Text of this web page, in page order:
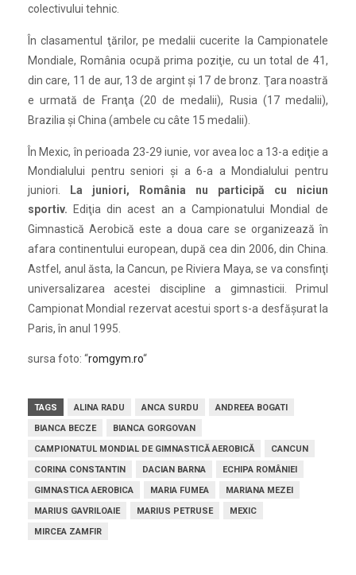
colectivului tehnic.
În clasamentul ţărilor, pe medalii cucerite la Campionatele
Mondiale, România ocupă prima poziţie, cu un total de 41,
din care, 11 de aur, 13 de argint şi 17 de bronz. Ţara noastră
e urmată de Franţa (20 de medalii), Rusia (17 medalii),
Brazilia şi China (ambele cu câte 15 medalii).
În Mexic, în perioada 23-29 iunie, vor avea loc a 13-a ediţie a
Mondialului pentru seniori şi a 6-a a Mondialului pentru
juniori.
La juniori, România nu participă cu niciun
sportiv.
Ediţia din acest an a Campionatului Mondial de
Gimnastică Aerobică este a doua care se organizează în
afara continentului european, după cea din 2006, din China.
Astfel, anul ăsta, la Cancun, pe Riviera Maya, se va consfinţi
universalizarea acestei discipline a gimnasticii. Primul
Campionat Mondial rezervat acestui sport s-a desfăşurat la
Paris, în anul 1995.
sursa foto: “romgym.ro“
TAGS ALINA RADU ANCA SURDU
ANDREEA BOGATI
BIANCA BECZE
BIANCA GORGOVAN
CAMPIONATUL MONDIAL DE GIMNASTICĂ AEROBICĂ
CANCUN
CORINA CONSTANTIN
DACIAN BARNA
ECHIPA ROMÂNIEI
GIMNASTICA AEROBICA
MARIA FUMEA
MARIANA MEZEI
MARIUS GAVRILOAIE
MARIUS PETRUSE
MEXIC
MIRCEA ZAMFIR